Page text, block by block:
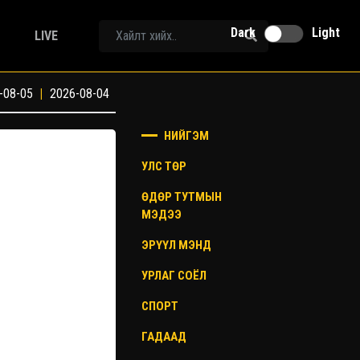
LIVE Dark Light
05 | 2026-08-04
НИЙГЭМ
УЛС ТӨР
ӨДӨР ТУТМЫН
МЭДЭЭ
ЭРҮҮЛ МЭНД
УРЛАГ СОЁЛ
СПОРТ
ГАДААД